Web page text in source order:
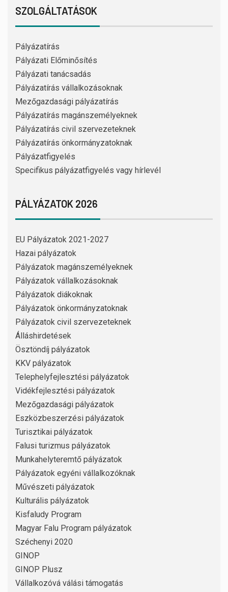
SZOLGÁLTATÁSOK
Pályázatírás
Pályázati Előminősítés
Pályázati tanácsadás
Pályázatírás vállalkozásoknak
Mezőgazdasági pályázatírás
Pályázatírás magánszemélyeknek
Pályázatírás civil szervezeteknek
Pályázatírás önkormányzatoknak
Pályázatfigyelés
Specifikus pályázatfigyelés vagy hírlevél
PÁLYÁZATOK 2026
EU Pályázatok 2021-2027
Hazai pályázatok
Pályázatok magánszemélyeknek
Pályázatok vállalkozásoknak
Pályázatok diákoknak
Pályázatok önkormányzatoknak
Pályázatok civil szervezeteknek
Álláshirdetések
Ösztöndíj pályázatok
KKV pályázatok
Telephelyfejlesztési pályázatok
Vidékfejlesztési pályázatok
Mezőgazdasági pályázatok
Eszközbeszerzési pályázatok
Turisztikai pályázatok
Falusi turizmus pályázatok
Munkahelyteremtő pályázatok
Pályázatok egyéni vállalkozóknak
Művészeti pályázatok
Kulturális pályázatok
Kisfaludy Program
Magyar Falu Program pályázatok
Széchenyi 2020
GINOP
GINOP Plusz
Vállalkozóvá válási támogatás